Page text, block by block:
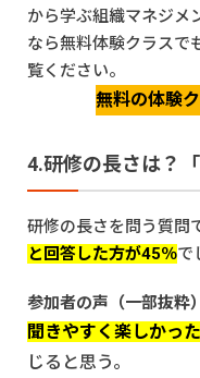
から学ぶ組織マネジメ
なら無料体験クラスで
覧ください。
無料の体験
4.研修の長さは？
研修の長さを問う質問
と回答した方が45％で
参加者の声（一部抜粋）
聞きやすく楽しかった
じると思う。